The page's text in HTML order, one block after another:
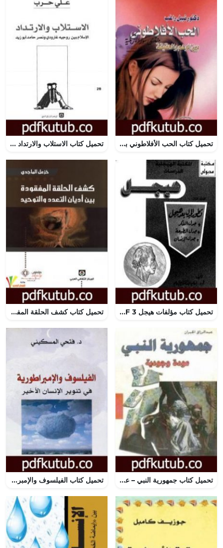
تحميل كتاب الحب الأفلاطوني بين الوهم والحقيقة PDF تأليف نبيل راغب مجانا [كامل] تحميل كتاب الاستلاب والارتداد – الإسلام بين روجيه غارودي ونصر حامد أبو زيد PDF تأليف علي حرب مجانا [كامل]
تحميل كتاب مؤلفات هيجل 3 PDF تأليف هيغل مجانا [كامل] تحميل كتاب كشف الحلقة المفقودة بين أديان التعدد والتوحيد PDF تأليف خزعل الماجدي مجانا [كامل]
تحميل كتاب جمهورية النبي – عودة وجودية PDF تأليف عبد الرزاق الجبران مجانا [كامل] تحميل كتاب الفيلسوف والإمبراطورية في تنوير الإنسان الأخير PDF تأليف فتحي المسكيني مجانا [كامل]